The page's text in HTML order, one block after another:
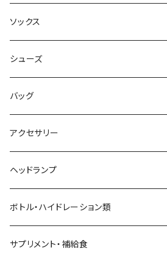
AILEY
AKIV
ALTRA
aroma vera
AZUMA BAG
BANANA GO
Beruf Baggage
ボトムス
キャップ・ハット
ヘッドバンド
ソックス
シューズ
バッグ
バックパック
ショルダーバッグ
トートバッグ
2WAYバッグ/3WAYバッグ
アクセサリー
サングラス
てぬぐい
財布
ヘッドランプ
ボトル・ハイドレーション類
サプリメント・補給食